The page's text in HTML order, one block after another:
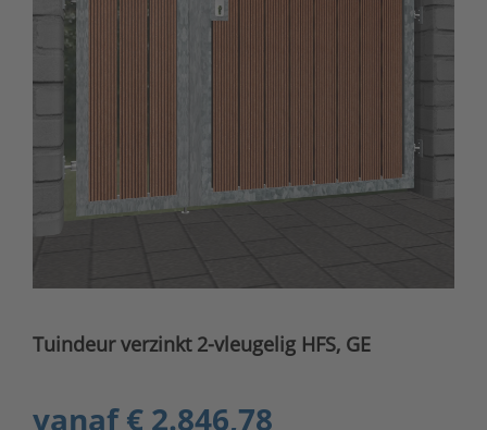
Tuindeur verzinkt 2-vleugelig HFS, GE
vanaf€ 2.846,78